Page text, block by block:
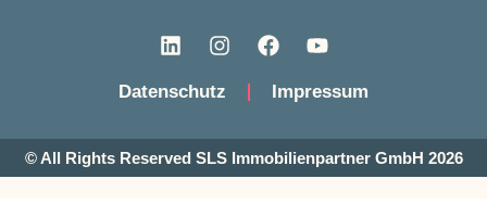
Datenschutz Impressum
© All Rights Reserved SLS Immobilienpartner GmbH 2026